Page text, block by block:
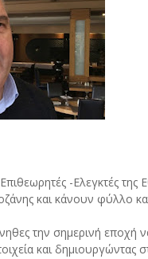
-Ελεγκτές της
και κάνουν φύλλο
την σημερινή εποχή
και δημιουργώντας